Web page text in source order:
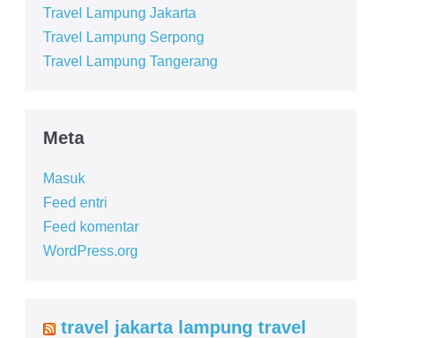
Travel Lampung Jakarta
Travel Lampung Serpong
Travel Lampung Tangerang
Meta
Masuk
Feed entri
Feed komentar
WordPress.org
travel jakarta lampung travel